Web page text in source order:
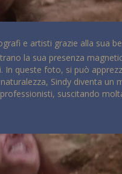
e artisti grazie alla sua
la sua presenza
queste foto, si può
Sindy diventa
suscitando